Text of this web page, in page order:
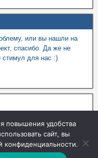
или вы нашли на
спасибо. Да же не
стимул для нас :)
повышения удобства
сайт, вы
конфиденциальности.